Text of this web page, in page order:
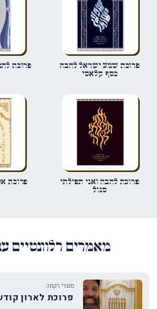
שם*
אימייל
שמור בדפדפן זה את השם, האימייל והאתר שלי
פרוכת שמע ישראל להבה
כסף קלאסי
פרוכת
פרוכת להבה ואני תפילתי
סגול
פרוכת
מאמרים רלוונטיים
מוצרי רקמה
פרוכת לארון